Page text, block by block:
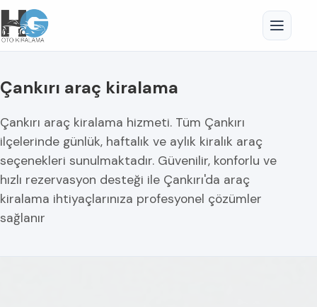
Çankırı araç kiralama
Çankırı araç kiralama hizmeti. Tüm Çankırı
ilçelerinde günlük, haftalık ve aylık kiralık araç
seçenekleri sunulmaktadır. Güvenilir, konforlu ve
hızlı rezervasyon desteği ile Çankırı'da araç
kiralama ihtiyaçlarınıza profesyonel çözümler
sağlanır